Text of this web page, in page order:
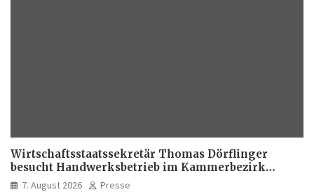
Wirtschaftsstaatssekretär Thomas Dörflinger
besucht Handwerksbetrieb im Kammerbezirk
Freiburg
7. August 2026
Presse